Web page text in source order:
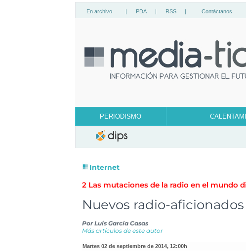
En archivo | PDA | RSS | Contáctanos
PERIODISMO
Internet
2 Las mutaciones de la radio en el mundo
Nuevos radio-aficionados
PorLuis García Casas
Más artículos de este autor
martes 02 de septiembre de 2014, 12:00h